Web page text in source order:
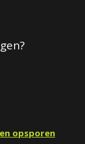
opsporen